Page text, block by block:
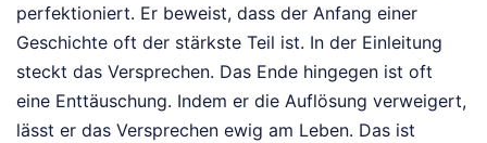
perfektioniert. Er beweist, dass der Anfang einer
Geschichte oft der stärkste Teil ist. In der Einleitung
steckt das Versprechen. Das Ende hingegen ist oft
eine Enttäuschung. Indem er die Auflösung verweigert,
lässt er das Versprechen ewig am Leben. Das ist